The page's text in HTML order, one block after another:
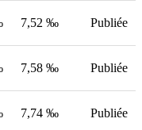
7,52 ‰ Publiée
7,58 ‰ Publiée
7,74 ‰ Publiée